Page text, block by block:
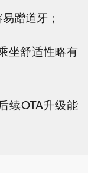
蹭道牙；
坐舒适性略有
续OTA升级能